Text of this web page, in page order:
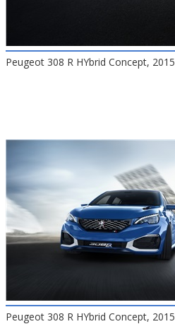
Peugeot 308 R HYbrid Concept, 2015
Peugeot 308 R HYbrid Concept, 2015